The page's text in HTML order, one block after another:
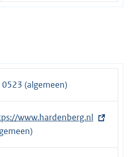
0523 (algemeen)
www.hardenberg.nl